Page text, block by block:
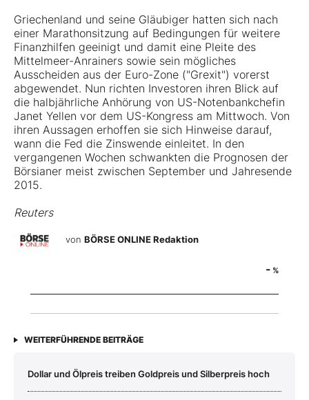
Griechenland und seine Gläubiger hatten sich nach
einer Marathonsitzung auf Bedingungen für weitere
Finanzhilfen geeinigt und damit eine Pleite des
Mittelmeer-Anrainers sowie sein mögliches
Ausscheiden aus der Euro-Zone ("Grexit") vorerst
abgewendet. Nun richten Investoren ihren Blick auf
die halbjährliche Anhörung von US-Notenbankchefin
Janet Yellen vor dem US-Kongress am Mittwoch. Von
ihren Aussagen erhoffen sie sich Hinweise darauf,
wann die Fed die Zinswende einleitet. In den
vergangenen Wochen schwankten die Prognosen der
Börsianer meist zwischen September und Jahresende
2015.
Reuters
von BÖRSE ONLINE Redaktion
- %
WEITERFÜHRENDE BEITRÄGE
Dollar und Ölpreis treiben Goldpreis und Silberpreis hoch